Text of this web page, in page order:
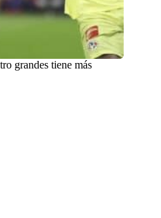
grandes tiene más